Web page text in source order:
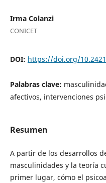
Irma Colanzi
CONICET
DOI: https://doi.org/
Palabras clave:
afectivos, intervenciones
Resumen
A partir de los desarrollos
masculinidades y la teoría
primer lugar, cómo el